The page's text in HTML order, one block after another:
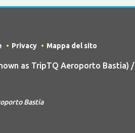
Privacy Mappa del sito
as TripTQ Aeroporto Bastia) /
Bastia